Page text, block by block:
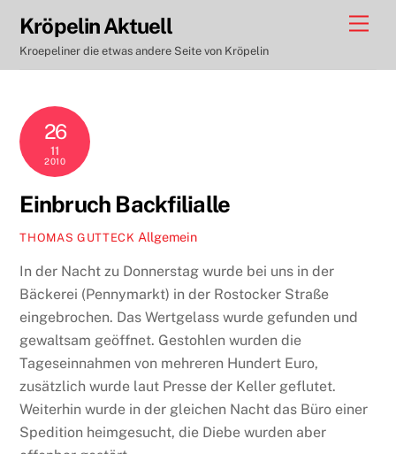
content
Kröpelin Aktuell
Kroepeliner die etwas andere Seite von Kröpelin
26
11
2010
Einbruch Backfilialle
THOMAS GUTTECK Allgemein
In der Nacht zu Donnerstag wurde bei uns in der
Bäckerei (Pennymarkt) in der Rostocker Straße
eingebrochen. Das Wertgelass wurde gefunden und
gewaltsam geöffnet. Gestohlen wurden die
Tageseinnahmen von mehreren Hundert Euro,
zusätzlich wurde laut Presse der Keller geflutet.
Weiterhin wurde in der gleichen Nacht das Büro einer
Spedition heimgesucht, die Diebe wurden aber